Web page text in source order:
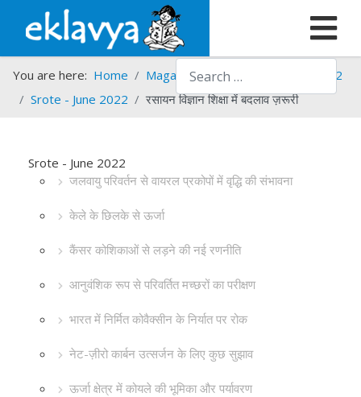
Search
You are here: Home Magazines Srote
Srote - 2022
Srote - June 2022
रसायन विज्ञान शिक्षा में बदलाव ज़रूरी
Srote - June 2022
जलवायु परिवर्तन से वायरल प्रकोपों में वृद्धि की संभावना
केले के छिलके से ऊर्जा
कैंसर कोशिकाओं से लड़ने की नई रणनीति
आनुवंशिक रूप से परिवर्तित मच्छरों का परीक्षण
भारत में निर्मित कोवैक्सीन के निर्यात पर रोक
नेट-ज़ीरो कार्बन उत्सर्जन के लिए कुछ सुझाव
ऊर्जा क्षेत्र में कोयले की भूमिका और पर्यावरण